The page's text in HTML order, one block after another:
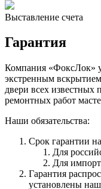
Выставление счета
Гарантия
Компания «ФоксЛок»
экстренным
двери всех известных
ремонтных работ
Наши обязательства:
Срок гарантии
Для
Для
Гарантия
установлены